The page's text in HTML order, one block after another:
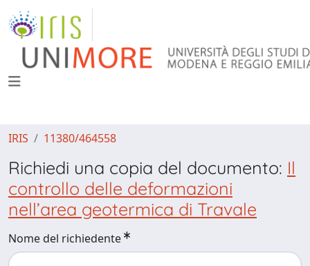
IRIS 11380/464558
Richiedi una copia del documento: Il
controllo delle deformazioni
nell’area geotermica di Travale
Nome del richiedente